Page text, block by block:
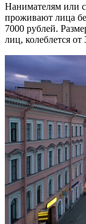
Нанимателям или
проживают лица
7000 рублей.
лиц, колеблется